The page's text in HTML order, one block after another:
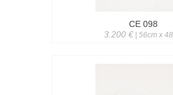
CE 098
3.200 €| 56cm x